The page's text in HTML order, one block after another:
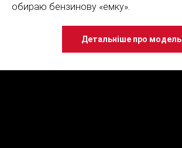
обираю бензинову «емку».
Детальніше про модель